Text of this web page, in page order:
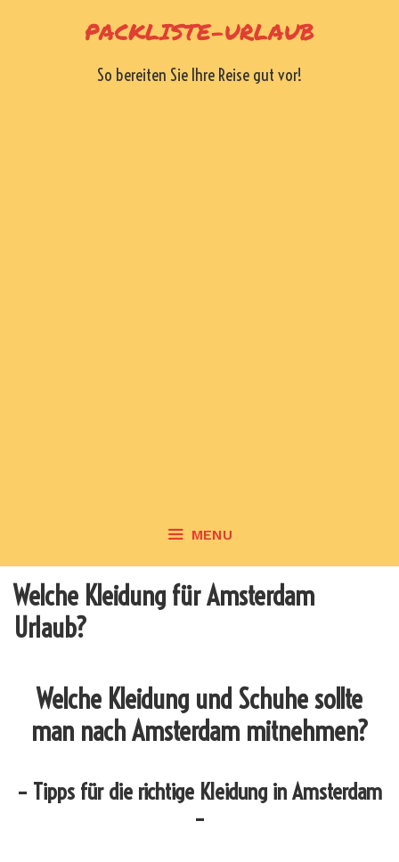
PACKLISTE-URLAUB
So bereiten Sie Ihre Reise gut vor!
MENU
Welche Kleidung für Amsterdam
Urlaub?
Welche Kleidung und Schuhe sollte
man nach Amsterdam mitnehmen?
– Tipps für die richtige Kleidung in Amsterdam
–